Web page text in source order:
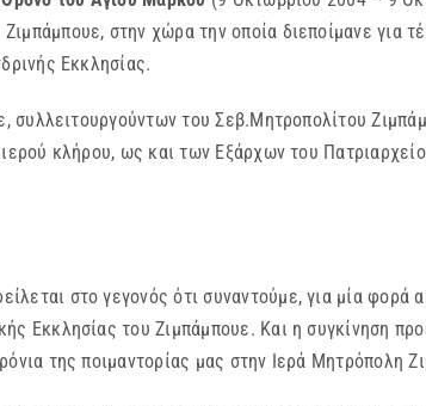
στην χώρα την οποία διεποίμανε για
Εκκλησίας.
του Σεβ.Μητροπολίτου
κλήρου, ως και των Εξάρχων του
στο γεγονός ότι συναντούμε, για μία φορά
Εκκλησίας του Ζιμπάμπουε. Και η συγκίνηση
της ποιμαντορίας μας στην Ιερά Μητρόπολη